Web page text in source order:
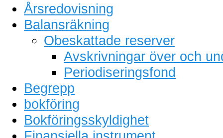
Årsredovisning
Balansräkning
Obeskattade reserver
Avskrivningar över och
Periodiseringsfond
Begrepp
bokföring
Bokföringsskyldighet